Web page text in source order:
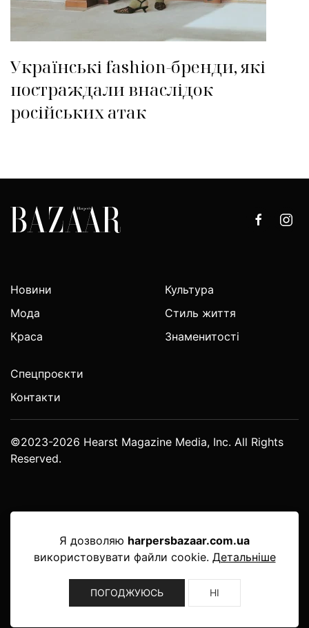
Українські fashion-бренди, які
постраждали внаслідок
російських атак
Я дозволяю harpersbazaar.com.ua
використовувати файли cookie. Детальніше
ПОГОДЖУЮСЬ НІ
Новини
Мода
Краса
Культура
Стиль життя
Знаменитості
Спецпроєкти
Контакти
©2023-2026 Hearst Magazine Media, Inc. All Rights
Reserved.